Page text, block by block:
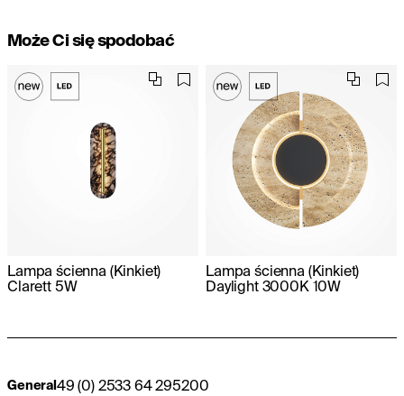
Może Ci się spodobać
Lampa ścienna (Kinkiet)
Clarett 5W
Lampa ścienna (Kinkiet)
Daylight 3000K 10W
General 49 (0) 2533 64 295200